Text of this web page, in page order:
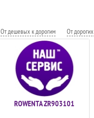
От дешевых к дорогим От
ROWENTA ZR903101